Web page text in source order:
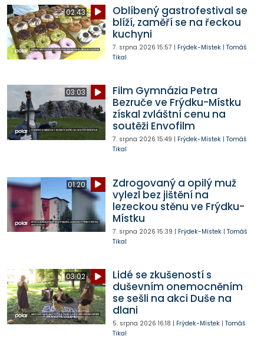
02:43
Oblíbený gastrofestival se
blíží, zaměří se na řeckou
kuchyni
7. srpna 2026 15:57 | Frýdek-Místek| Tomáš
Tikal
03:03
Film Gymnázia Petra
Bezruče ve Frýdku-Místku
získal zvláštní cenu na
soutěži Envofilm
7. srpna 2026 15:49 | Frýdek-Místek| Tomáš
Tikal
01:20
Zdrogovaný a opilý muž
vylezl bez jištění na
lezeckou stěnu ve Frýdku-
Místku
7. srpna 2026 15:39 | Frýdek-Místek| Tomáš
Tikal
03:02
Lidé se zkušeností s
duševním onemocněním
se sešli na akci Duše na
dlani
5. srpna 2026 16:18 | Frýdek-Místek| Tomáš
Tikal